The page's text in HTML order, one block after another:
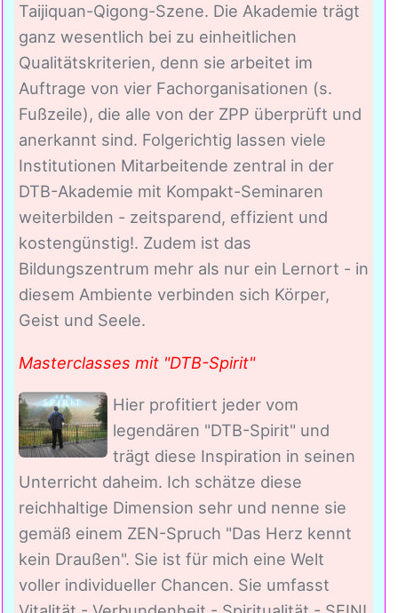
Taijiquan-Qigong-Szene. Die Akademie trägt
ganz wesentlich bei zu einheitlichen
Qualitätskriterien, denn sie arbeitet im
Auftrage von vier Fachorganisationen (s.
Fußzeile), die alle von der ZPP überprüft und
anerkannt sind. Folgerichtig lassen viele
Institutionen Mitarbeitende zentral in der
DTB-Akademie mit Kompakt-Seminaren
weiterbilden - zeitsparend, effizient und
kostengünstig!. Zudem ist das
Bildungszentrum mehr als nur ein Lernort - in
diesem Ambiente verbinden sich Körper,
Geist und Seele.
Masterclasses mit "DTB-Spirit"
Hier profitiert jeder vom
legendären "DTB-Spirit" und
trägt diese Inspiration in seinen
Unterricht daheim. Ich schätze diese
reichhaltige Dimension sehr und nenne sie
gemäß einem ZEN-Spruch "Das Herz kennt
kein Draußen". Sie ist für mich eine Welt
voller individueller Chancen. Sie umfasst